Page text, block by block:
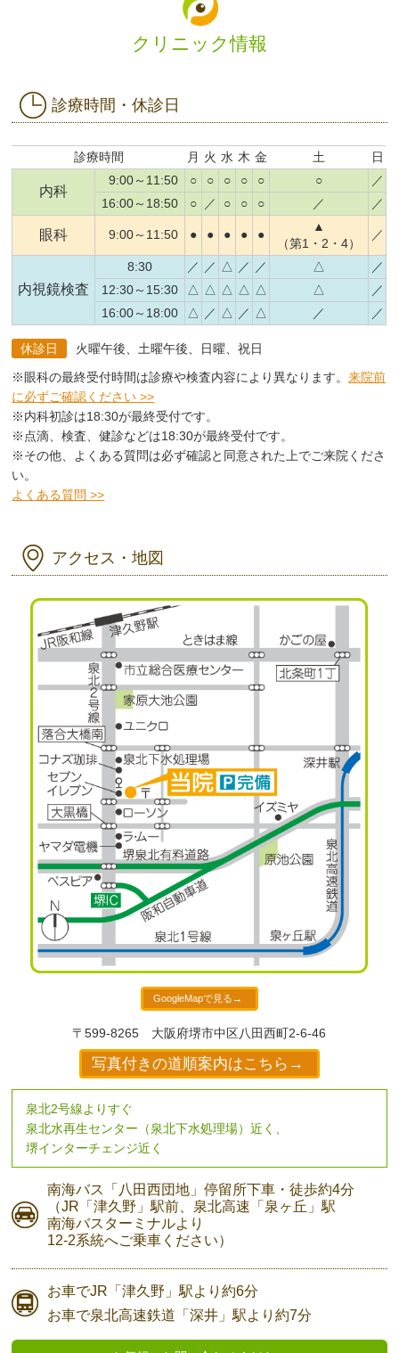
クリニック情報
診療時間・休診日
診療時間 月 火 水 木 金 土 日
内科
9:00～11:50 ○ ○ ○ ○ ○ ○
／
16:00～18:50
○ ／ ○ ○ ○ ／ ／
眼科 9:00～11:50 ● ● ● ● ●
▲
（第1・2・4）
／
内視鏡検査
8:30 ／ ／ △ ／ ／ △
／
12:30～15:30
△ △ △ △ △ △
／
16:00～18:00
△ ／ △ ／ △ ／ ／
休診日
火曜午後、土曜午後、日曜、祝日
※眼科の最終受付時間は診療や検査内容により異なります。来院前
に必ずご確認ください >>
※内科初診は18:30が最終受付です。
※点滴、検査、健診などは18:30が最終受付です。
※その他、よくある質問は必ず確認と同意された上でご来院くださ
い。
よくある質問 >>
アクセス・地図
GoogleMapで見る→
〒599-8265 大阪府堺市中区八田西町2-6-46
写真付きの道順案内はこちら→
泉北2号線よりすぐ
泉北水再生センター（泉北下水処理場）近く、
堺インターチェンジ近く
南海バス 「八田西団地」停留所下車・徒歩約4分
（JR「津久野」駅前、 泉北高速「泉ヶ丘」駅
南海バスターミナルより
12-2系統へご乗車ください）
お車でJR「津久野」駅より約6分
お車で泉北高速鉄道「深井」駅より約7分